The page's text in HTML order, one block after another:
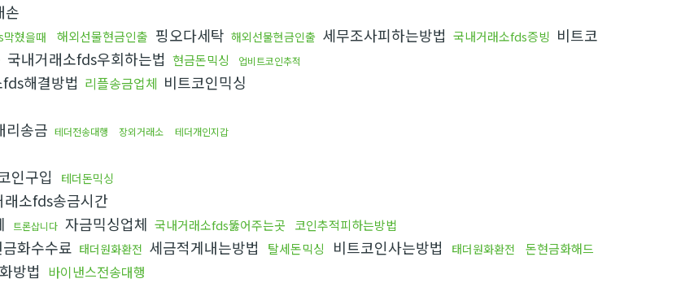
손
혔을때 해외선물현금인출 핑오다세탁 해외선물현금인출 세무조사피하는방법 국내거래소fds증빙 비트코
국내거래소fds우회하는법 현금돈믹싱 업비트코인추적
해결방법 리플송금업체 비트코인믹싱
리송금 테더전송대행 장외거래소 테더개인지갑
인구입 테더돈믹싱
래소fds송금시간
트론삽니다 자금믹싱업체 국내거래소fds뚫어주는곳
코인추적피하는방법
화수수료 태더원화환전 세금적게내는방법 탈세돈믹싱 비트코인사는방법 태더원화환전
돈현금화해드
방법 바이낸스전송대행